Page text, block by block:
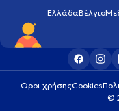
ΕλλάδαΒέλγιο
Οροι χρήσηςCookies
©